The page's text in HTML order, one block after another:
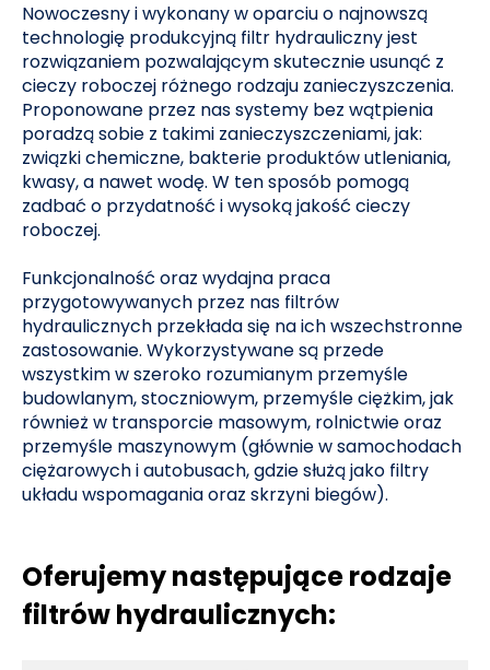
Nowoczesny i wykonany w oparciu o najnowszą
technologię produkcyjną filtr hydrauliczny jest
rozwiązaniem pozwalającym skutecznie usunąć z
cieczy roboczej różnego rodzaju zanieczyszczenia.
Proponowane przez nas systemy bez wątpienia
poradzą sobie z takimi zanieczyszczeniami, jak:
związki chemiczne, bakterie produktów utleniania,
kwasy, a nawet wodę. W ten sposób pomogą
zadbać o przydatność i wysoką jakość cieczy
roboczej.
Funkcjonalność oraz wydajna praca
przygotowywanych przez nas filtrów
hydraulicznych przekłada się na ich wszechstronne
zastosowanie. Wykorzystywane są przede
wszystkim w szeroko rozumianym przemyśle
budowlanym, stoczniowym, przemyśle ciężkim, jak
również w transporcie masowym, rolnictwie oraz
przemyśle maszynowym (głównie w samochodach
ciężarowych i autobusach, gdzie służą jako filtry
układu wspomagania oraz skrzyni biegów).
Oferujemy następujące rodzaje
filtrów hydraulicznych: